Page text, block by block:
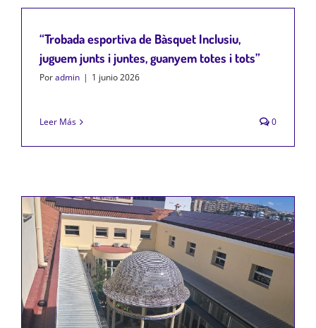
“Trobada esportiva de Bàsquet Inclusiu,
juguem junts i juntes, guanyem totes i tots”
Poradmin | 1 junio 2026
Leer Más 0